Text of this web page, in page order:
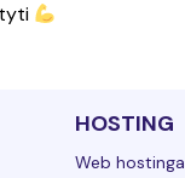
HOSTING
Web